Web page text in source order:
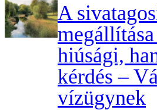
A
hiúsági,
kérdés –
vízügynek